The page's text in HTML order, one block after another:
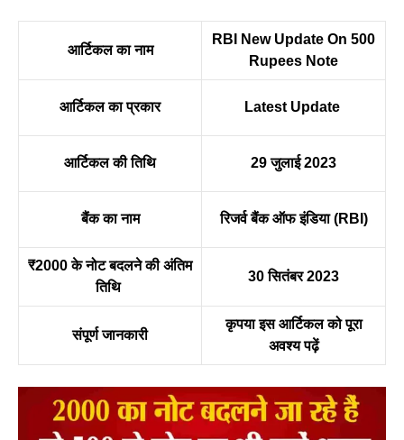
आर्टिकल का नाम
RBI New Update On 500
Rupees Note
आर्टिकल का प्रकार Latest Update
आर्टिकल की तिथि 29 जुलाई 2023
बैंक का नाम रिजर्व बैंक ऑफ इंडिया (RBI)
₹2000 के नोट बदलने की अंतिम
तिथि
30 सितंबर 2023
संपूर्ण जानकारी
कृपया इस आर्टिकल को पूरा
अवश्य पढ़ें